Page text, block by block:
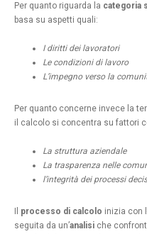
Per quanto riguarda la categoria
basa su aspetti quali:
I diritti dei lavoratori
Le condizioni di lavoro
L’impegno verso la
Per quanto concerne invece la
il calcolo si concentra su fattori
La struttura aziendale
La trasparenza nelle
l’integrità dei processi
processo di calcolo inizia con
seguita da un’analisi che